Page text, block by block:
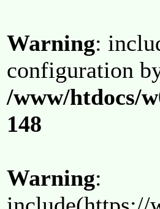
Warning:
configuration
/www/htdocs/
148
Warning: